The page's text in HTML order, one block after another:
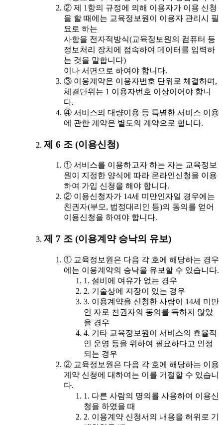
② 제 1항의 규정에 의해 이용자가 이용 신청
을 할 때에는 교육정보원이 이용자 관리시 필
요로 하는
사항을 전자적방식(교육정보원의 컴퓨터 등
정보처리 장치에 접속하여 데이터를 입력하
는 것을 말합니다)
이나 서면으로 하여야 합니다.
③ 이용계약은 이용자번호 단위로 체결하며,
체결단위는 1 이용자번호 이상이어야 합니
다.
④ 서비스의 대량이용 등 특별한 서비스 이용
에 관한 계약은 별도의 계약으로 합니다.
제 6 조 (이용신청)
① 서비스를 이용하고자 하는 자는 교육정보
원이 지정한 양식에 따라 온라인신청을 이용
하여 가입 신청을 해야 합니다.
② 이용신청자가 14세 미만인자일 경우에는
친권자(부모, 법정대리인 등)의 동의를 얻어
이용신청을 하여야 합니다.
제 7 조 (이용계약 승낙의 유보)
① 교육정보원은 다음 각 호에 해당하는 경우
에는 이용계약의 승낙을 유보할 수 있습니다.
1. 설비에 여유가 없는 경우
2. 기술상에 지장이 있는 경우
3. 이용계약을 신청한 사람이 14세 미만
인 자로 친권자의 동의를 득하지 않았
을 경우
4. 기타 교육정보원이 서비스의 효율적
인 운영 등을 위하여 필요하다고 인정
되는 경우
② 교육정보원은 다음 각 호에 해당하는 이용
계약 신청에 대하여는 이를 거절할 수 있습니
다.
1. 다른 사람의 명의를 사용하여 이용신
청을 하였을 때
2. 이용계약 신청서의 내용을 허위로 기